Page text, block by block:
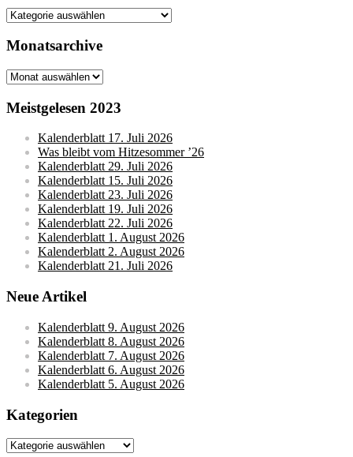
Kategorien
Monatsarchive
Monatsarchive
Meistgelesen 2023
Kalenderblatt 17. Juli 2026
Was bleibt vom Hitzesommer ’26
Kalenderblatt 29. Juli 2026
Kalenderblatt 15. Juli 2026
Kalenderblatt 23. Juli 2026
Kalenderblatt 19. Juli 2026
Kalenderblatt 22. Juli 2026
Kalenderblatt 1. August 2026
Kalenderblatt 2. August 2026
Kalenderblatt 21. Juli 2026
Neue Artikel
Kalenderblatt 9. August 2026
Kalenderblatt 8. August 2026
Kalenderblatt 7. August 2026
Kalenderblatt 6. August 2026
Kalenderblatt 5. August 2026
Kategorien
Kategorien